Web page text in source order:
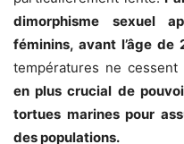
dimorphisme sexuel
féminins, avant l’âge de
températures ne cessent
en plus crucial de
tortues marines pour
des populations.